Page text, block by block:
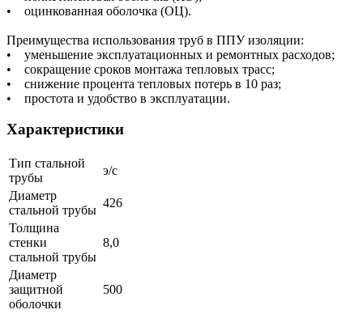
• оцинкованная оболочка (ОЦ).
Преимущества использования труб в ППУ изоляции:
• уменьшение эксплуатационных и ремонтных расходов;
• сокращение сроков монтажа тепловых трасс;
• снижение процента тепловых потерь в 10 раз;
• простота и удобство в эксплуатации.
Характеристики
Тип стальной
трубы
э/с
Диаметр
стальной трубы
426
Толщина
стенки
стальной трубы
8,0
Диаметр
защитной
оболочки
500